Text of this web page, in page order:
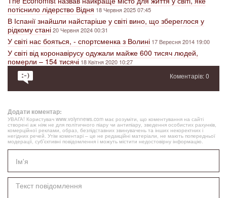
потіснило лідерство Відня 18 Червня 2025 07:45
В Іспанії знайшли найстаріше у світі вино, що збереглося у
рідкому стані20 Червня 2024 00:31
У світі нас бояться, - спортсменка з Волині 17 Вересня 2014 19:00
У світі від коронавірусу одужали майже 600 тисяч людей,
померли – 154 тисячі 18 Квітня 2020 10:27
Коментарів: 0
Додати коментар:
УВАГА! Користувач www.volynnews.com має розуміти, що коментування на сайті
створені аж ніяк не для політичного піару чи антипіару, зведення особистих рахунків,
комерційної реклами, образ, безпідставних звинувачень та інших некоректних і
негідних речей. Утім коментарі – це не редакційні матеріали, не мають попередньої
модерації, суб’єктивні повідомлення і можуть містити недостовірну інформацію.